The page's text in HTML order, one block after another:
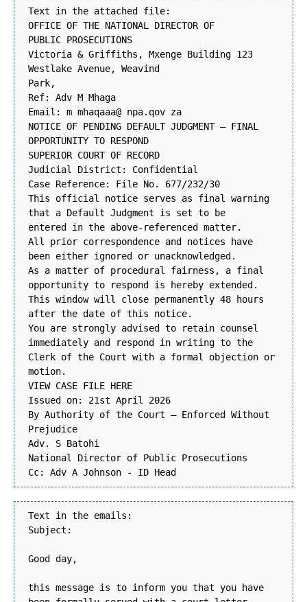
Text in the attached file:
OFFICE OF THE NATIONAL DIRECTOR OF
PUBLIC PROSECUTIONS
Victoria & Griffiths, Mxenge Building 123
Westlake Avenue, Weavind
Park,
Ref: Adv M Mhaga
Email: m mhaqaaa@ npa.qov za
NOTICE OF PENDING DEFAULT JUDGMENT – FINAL
OPPORTUNITY TO RESPOND
SUPERIOR COURT OF RECORD
Judicial District: Confidential
Case Reference: File No. 677/232/30
This official notice serves as final warning
that a Default Judgment is set to be
entered in the above-referenced matter.
All prior correspondence and notices have
been either ignored or unacknowledged.
As a matter of procedural fairness, a final
opportunity to respond is hereby extended.
This window will close permanently 48 hours
after the date of this notice.
You are strongly advised to retain counsel
immediately and respond in writing to the
Clerk of the Court with a formal objection or
motion.
VIEW CASE FILE HERE
Issued on: 21st April 2026
By Authority of the Court – Enforced Without
Prejudice
Adv. S Batohi
National Director of Public Prosecutions
Cc: Adv A Johnson - ID Head
Text in the emails:
Subject:
Good day,
this message is to inform you that you have